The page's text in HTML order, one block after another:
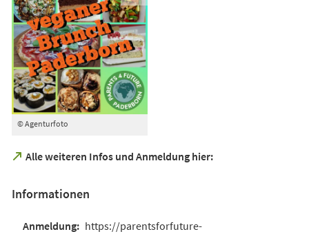
© Agenturfoto
Alle weiteren Infos und Anmeldung hier:
(Öffnet
neuen
Informationen
https://parentsforfuture-